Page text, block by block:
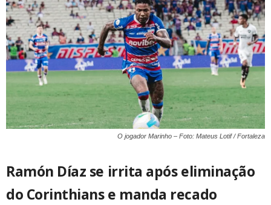
O jogador Marinho – Foto: Mateus Lotif / Fortaleza
Ramón Díaz se irrita após eliminação
do Corinthians e manda recado